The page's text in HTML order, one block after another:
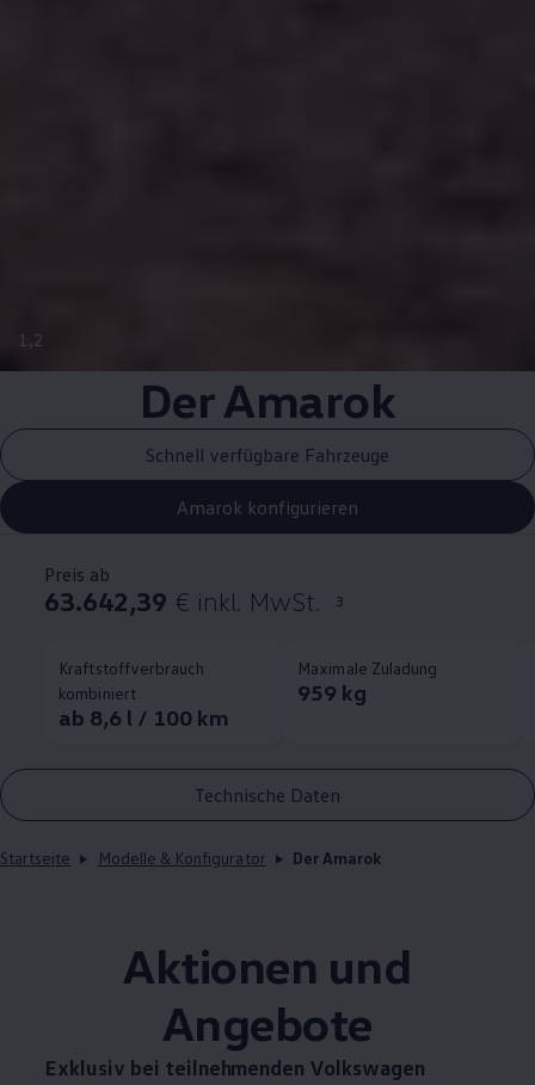
1 ,2
DerAmarok
Schnell verfügbare Fahrzeuge
Amarok konfigurieren
Preis ab
63.642,39 € inkl. MwSt. 3
Kraftstoffverbrauch
kombiniert
ab 8,6 l / 100 km
Maximale Zuladung
959 kg
Technische Daten
Startseite Modelle & Konfigurator Der Amarok
Aktionen und
Angebote
Exklusiv bei teilnehmenden Volkswagen